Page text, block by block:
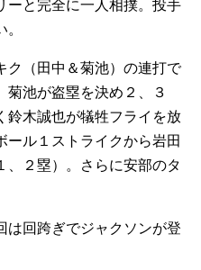
ーと完全に一人相撲。投手
ク（田中＆菊池）の連打で
菊池が盗塁を決め２、３
鈴木誠也が犠牲フライを放
ール１ストライクから岩田
、２塁）。さらに安部のタ
は回跨ぎでジャクソンが登